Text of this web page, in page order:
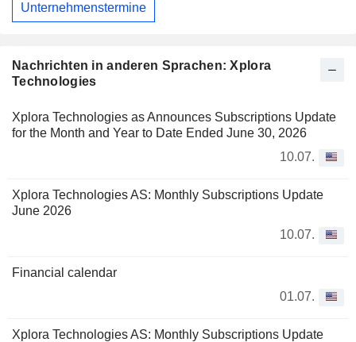
Nachrichten in anderen Sprachen: Xplora
Technologies
Xplora Technologies as Announces Subscriptions Update
for the Month and Year to Date Ended June 30, 2026
10.07.
Xplora Technologies AS: Monthly Subscriptions Update
June 2026
10.07.
Financial calendar
01.07.
Xplora Technologies AS: Monthly Subscriptions Update
Unternehmenstermine